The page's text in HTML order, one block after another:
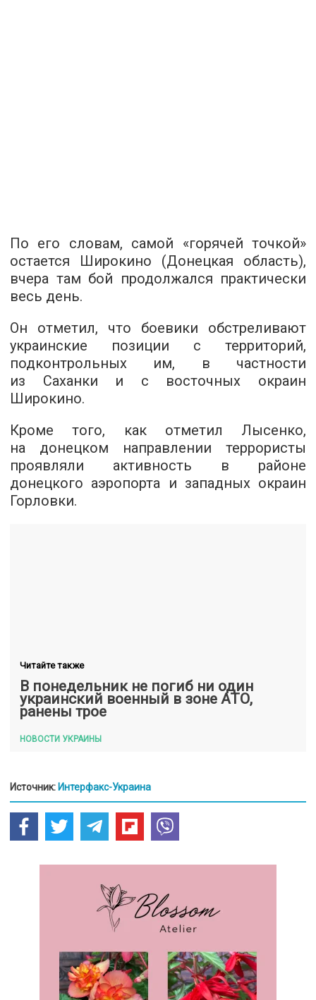
По его словам, самой «горячей точкой»
остается Широкино (Донецкая область),
вчера там бой продолжался практически
весь день.
Он отметил, что боевики обстреливают
украинские позиции с территорий,
подконтрольных им, в частности
из Саханки и с восточных окраин
Широкино.
Кроме того, как отметил Лысенко,
на донецком направлении террористы
проявляли активность в районе
донецкого аэропорта и западных окраин
Горловки.
Читайте также
В понедельник не погиб ни один
украинский военный в зоне АТО,
ранены трое
НОВОСТИ УКРАИНЫ
Источник: Интерфакс-Украина